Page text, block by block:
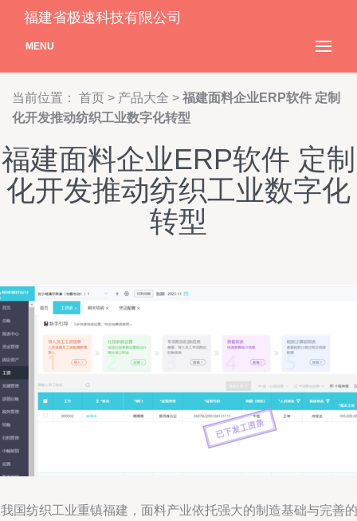
福建省极速科技有限公司
MENU
当前位置： 首页 > 产品大全 > 福建面料企业ERP软件 定制
化开发推动纺织工业数字化转型
福建面料企业ERP软件 定制
化开发推动纺织工业数字化
转型
国纺织工业重镇福建，面料产业依托强大的制造基础与完善的